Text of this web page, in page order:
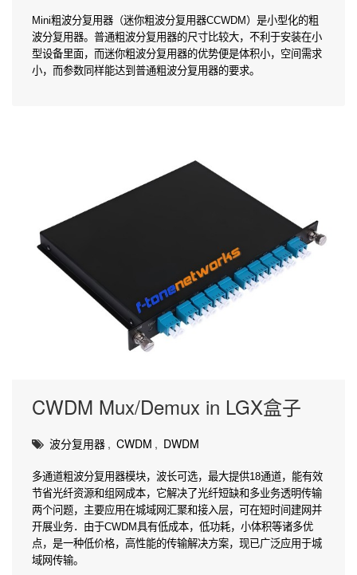
Mini粗波分复用器（迷你粗波分复用器CCWDM）是小型化的粗
波分复用器。普通粗波分复用器的尺寸比较大，不利于安装在小
型设备里面，而迷你粗波分复用器的优势便是体积小，空间需求
小，而参数同样能达到普通粗波分复用器的要求。
CWDM Mux/Demux in LGX盒子
波分复用器 , CWDM , DWDM
多通道粗波分复用器模块，波长可选，最大提供18通道，能有效
节省光纤资源和组网成本，它解决了光纤短缺和多业务透明传输
两个问题，主要应用在城域网汇聚和接入层，可在短时间建网并
开展业务．由于CWDM具有低成本，低功耗，小体积等诸多优
点，是一种低价格，高性能的传输解决方案，现已广泛应用于城
域网传输。